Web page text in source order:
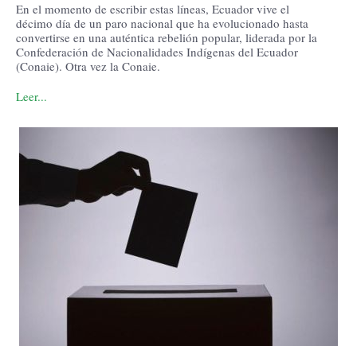
En el momento de escribir estas líneas, Ecuador vive el
décimo día de un paro nacional que ha evolucionado hasta
convertirse en una auténtica rebelión popular, liderada por la
Confederación de Nacionalidades Indígenas del Ecuador
(Conaie). Otra vez la Conaie.
Leer...